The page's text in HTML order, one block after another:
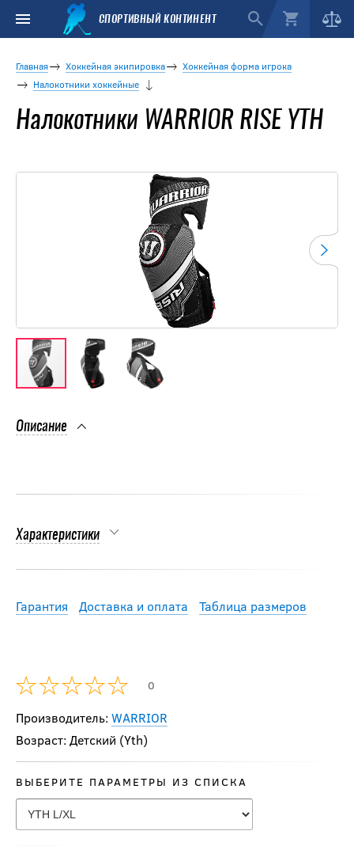
СПОРТИВНЫЙ КОНТИНЕНТ
Главная Хоккейная экипировка
Хоккейная форма игрока
Налокотники хоккейные
Налокотники WARRIOR RISE YTH
Описание
Характеристики
Гарантия Доставка и оплата Таблица размеров
0
Производитель: WARRIOR
Возраст: Детский (Yth)
ВЫБЕРИТЕ ПАРАМЕТРЫ ИЗ СПИСКА
Налокотники
BAUER S26
SUPREME FUSE YTH